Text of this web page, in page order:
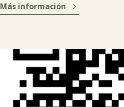
Más información
